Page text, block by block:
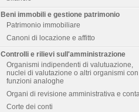
Beni immobili e gestione patrimonio
Patrimonio immobiliare
Canoni di locazione e affitto
Controlli e rilievi sull'amministrazione
Organismi indipendenti di valutuazione,
nuclei di valutazione o altri organismi con
funzioni analoghe
Organi di revisione amministrativa e
Corte dei conti